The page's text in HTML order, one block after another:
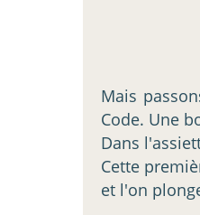
Mais
Code. Une
Dans
Cette
et l'on